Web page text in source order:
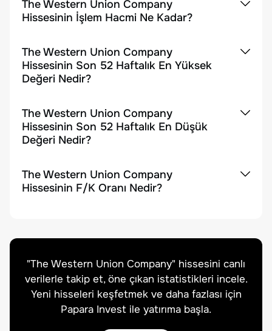
The Western Union Company
Hissesinin İşlem Hacmi Ne Kadar?
The Western Union Company
Hissesinin Son 52 Haftalık En Yüksek
Değeri Nedir?
The Western Union Company
Hissesinin Son 52 Haftalık En Düşük
Değeri Nedir?
The Western Union Company
Hissesinin F/K Oranı Nedir?
"The Western Union Company" hissesini canlı
verilerle takip et, öne çıkan istatistikleri incele.
Yeni hisseleri keşfetmek ve daha fazlası için
Papara Invest ile yatırıma başla.